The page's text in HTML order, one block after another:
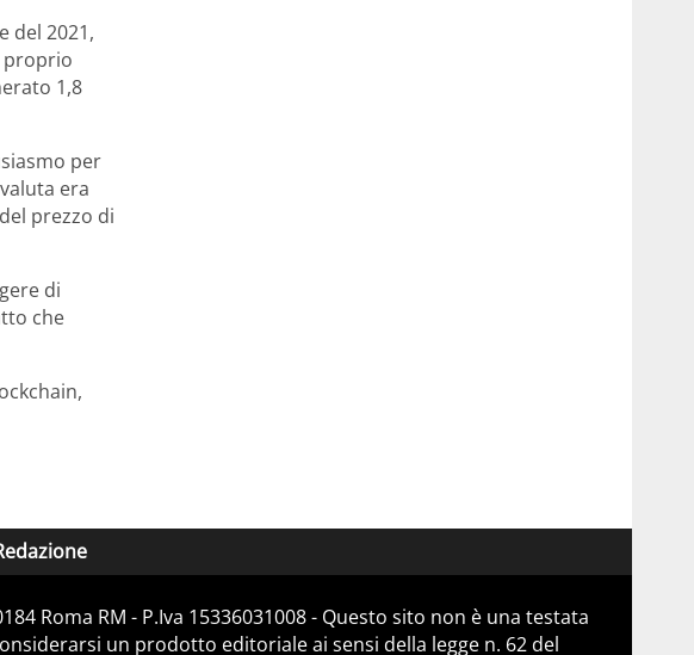
del 2021,
proprio
1,8
per
era
prezzo di
di
che
Roma RM - P.Iva 15336031008 - Questo sito non è una testata
un prodotto editoriale ai sensi della legge n. 62 del